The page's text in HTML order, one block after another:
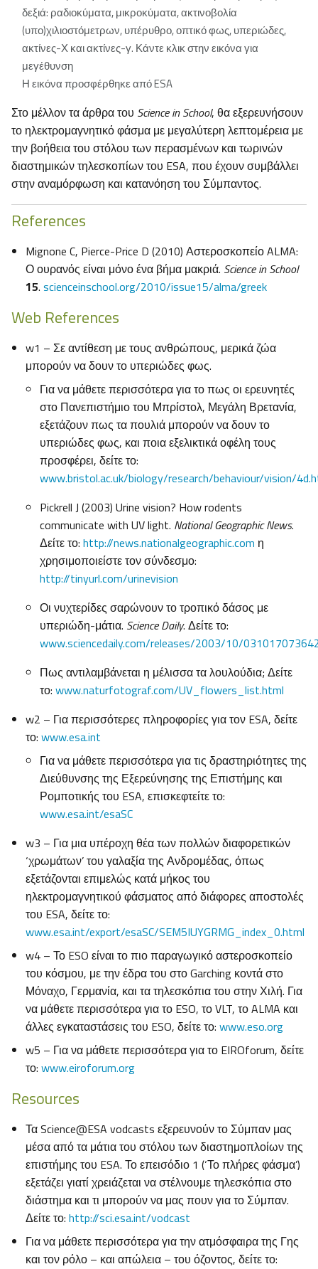
δεξιά: ραδιοκύματα, μικροκύματα, ακτινοβολία
(υπο)χιλιοστόμετρων, υπέρυθρο, οπτικό φως, υπεριώδες,
ακτίνες-Χ και ακτίνες-γ. Κάντε κλικ στην εικόνα για
μεγέθυνση
Η εικόνα προσφέρθηκε από ESA
Στο μέλλον τα άρθρα του Science in School, θα εξερευνήσουν
το ηλεκτρομαγνητικό φάσμα με μεγαλύτερη λεπτομέρεια με
την βοήθεια του στόλου των περασμένων και τωρινών
διαστημικών τηλεσκοπίων του ESA, που έχουν συμβάλλει
στην αναμόρφωση και κατανόηση του Σύμπαντος.
References
Mignone C, Pierce-Price D (2010) Αστεροσκοπείο ALMA:
Ο ουρανός είναι μόνο ένα βήμα μακριά. Science in School
15. scienceinschool.org/2010/issue15/alma/greek
Web References
w1 – Σε αντίθεση με τους ανθρώπους, μερικά ζώα
μπορούν να δουν το υπεριώδες φως.
Για να μάθετε περισσότερα για το πως οι ερευνητές
στο Πανεπιστήμιο του Μπρίστολ, Μεγάλη Βρετανία,
εξετάζουν πως τα πουλιά μπορούν να δουν το
υπεριώδες φως, και ποια εξελικτικά οφέλη τους
προσφέρει, δείτε το:
www.bristol.ac.uk/biology/research/behaviour/vision/
Pickrell J (2003) Urine vision? How rodents
communicate with UV light. National Geographic News.
Δείτε το: http://news.nationalgeographic.com η
χρησιμοποιείστε τον σύνδεσμο:
http://tinyurl.com/urinevision
Οι νυχτερίδες σαρώνουν το τροπικό δάσος με
υπεριώδη-μάτια. Science Daily. Δείτε το:
www.sciencedaily.com/releases/2003/10/
Πως αντιλαμβάνεται η μέλισσα τα λουλούδια; Δείτε
το: www.naturfotograf.com/UV_flowers_list.html
w2 – Για περισσότερες πληροφορίες για τον ESA, δείτε
το: www.esa.int
Για να μάθετε περισσότερα για τις δραστηριότητες της
Διεύθυνσης της Εξερεύνησης της Επιστήμης και
Ρομποτικής του ESA, επισκεφτείτε το:
www.esa.int/esaSC
w3 – Για μια υπέροχη θέα των πολλών διαφορετικών
‘χρωμάτων’ του γαλαξία της Ανδρομέδας, όπως
εξετάζονται επιμελώς κατά μήκος του
ηλεκτρομαγνητικού φάσματος από διάφορες αποστολές
του ESA, δείτε το:
www.esa.int/export/esaSC/SEM5IUYGRMG_index_0.html
w4 – Το ESO είναι το πιο παραγωγικό αστεροσκοπείο
του κόσμου, με την έδρα του στο Garching κοντά στο
Μόναχο, Γερμανία, και τα τηλεσκόπια του στην Χιλή. Για
να μάθετε περισσότερα για το ESO, το VLT, το ALMA και
άλλες εγκαταστάσεις του ESO, δείτε το: www.eso.org
w5 – Για να μάθετε περισσότερα για το EIROforum, δείτε
το: www.eiroforum.org
Resources
Τα Science@ESA vodcasts εξερευνούν το Σύμπαν μας
μέσα από τα μάτια του στόλου των διαστημοπλοίων της
επιστήμης του ESA. Το επεισόδιο 1 (‘Το πλήρες φάσμα’)
εξετάζει γιατί χρειάζεται να στέλνουμε τηλεσκόπια στο
διάστημα και τι μπορούν να μας πουν για το Σύμπαν.
Δείτε το: http://sci.esa.int/vodcast
Για να μάθετε περισσότερα για την ατμόσφαιρα της Γης
και τον ρόλο – και απώλεια – του όζοντος, δείτε το: